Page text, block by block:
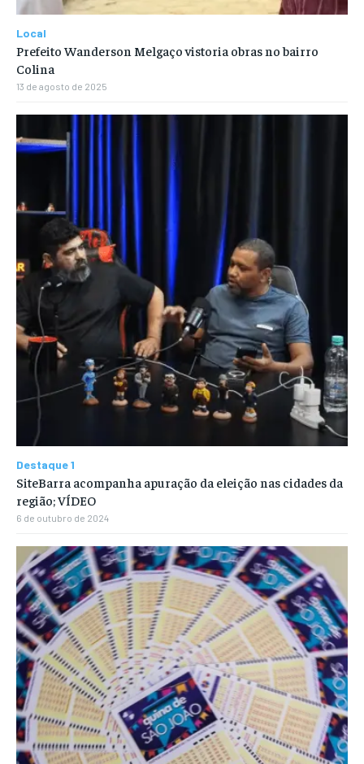
Local
Prefeito Wanderson Melgaço vistoria obras no bairro
Colina
13 de agosto de 2025
Destaque 1
SiteBarra acompanha apuração da eleição nas cidades da
região; VÍDEO
6 de outubro de 2024